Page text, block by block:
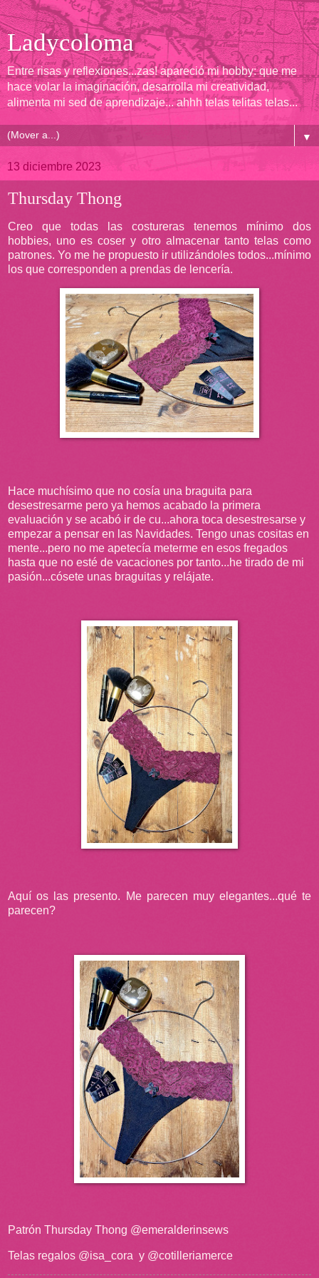
Ladycoloma
Entre risas y reflexiones...zas! apareció mi hobby: que me
hace volar la imaginación, desarrolla mi creatividad,
alimenta mi sed de aprendizaje... ahhh telas telitas telas...
▼
13 diciembre 2023
Thursday Thong
Creo que todas las costureras tenemos mínimo dos
hobbies, uno es coser y otro almacenar tanto telas como
patrones. Yo me he propuesto ir utilizándoles todos...mínimo
los que corresponden a prendas de lencería.
Hace muchísimo que no cosía una braguita para
desestresarme pero ya hemos acabado la primera
evaluación y se acabó ir de cu...ahora toca desestresarse y
empezar a pensar en las Navidades. Tengo unas cositas en
mente...pero no me apetecía meterme en esos fregados
hasta que no esté de vacaciones por tanto...he tirado de mi
pasión...cósete unas braguitas y relájate.
Aquí os las presento. Me parecen muy elegantes...qué te
parecen?
Patrón Thursday Thong @emeralderinsews
Telas regalos @isa_cora y @cotilleriamerce